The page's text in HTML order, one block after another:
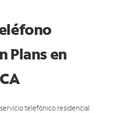
Plans en
telefónico residencial